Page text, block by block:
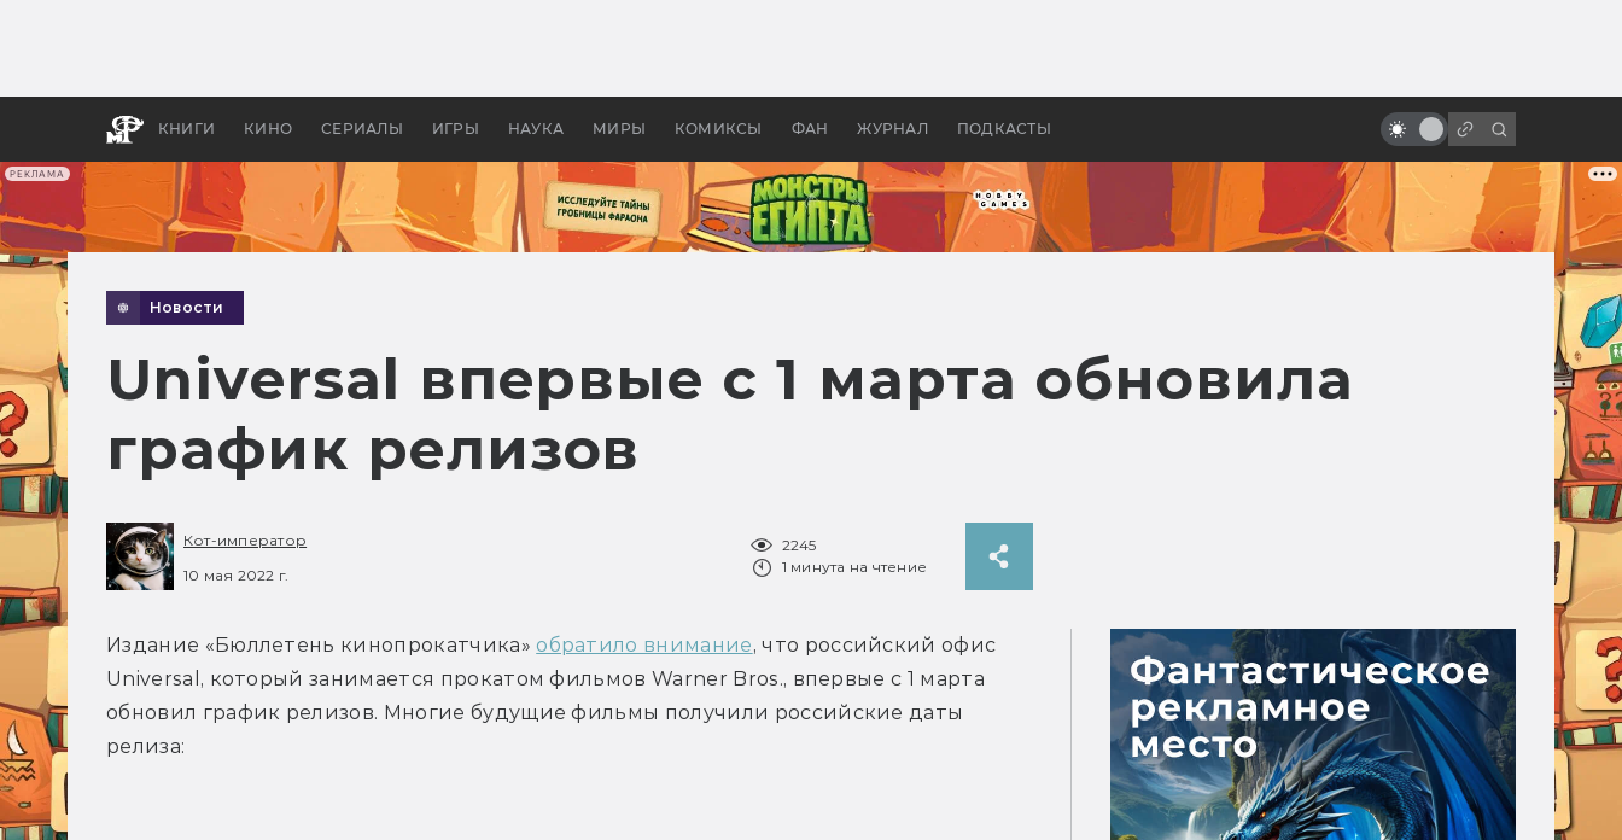
РЕКЛАМА
КНИГИ КИНО СЕРИАЛЫ ИГРЫ НАУКА МИРЫ КОМИКСЫ ФАН ЖУРНАЛ ПОДКАСТЫ
апокалипсис, в России —
бы «Властелина колец»
спустя двадцать лет?
Новости
Universal впервые с 1 марта обновила
график релизов
Кот-император
10 мая 2022 г.
2245
1 минута на чтение
Издание «Бюллетень кинопрокатчика» обратило внимание, что российский офис
Universal, который занимается прокатом фильмов Warner Bros., впервые с 1 марта
обновил график релизов. Многие будущие фильмы получили российские даты
релиза: